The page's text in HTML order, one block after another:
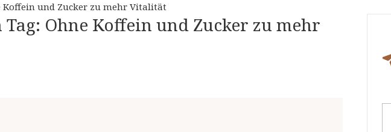
Koffein und Zucker zu mehr Vitalität
Ohne Koffein und Zucker zu mehr